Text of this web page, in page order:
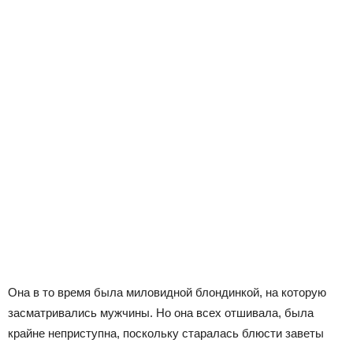
Она в то время была миловидной блондинкой, на которую
засматривались мужчины. Но она всех отшивала, была
крайне неприступна, поскольку старалась блюсти заветы